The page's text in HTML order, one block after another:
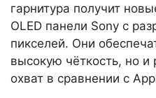
гарнитура получит
OLED панели Sony с
пикселей. Они
высокую чёткость, но
охват в сравнении с